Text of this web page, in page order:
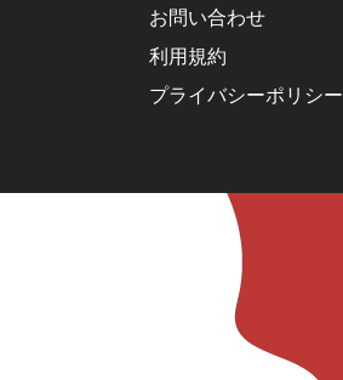
お問い合わせ
利用規約
プライバシーポリシー